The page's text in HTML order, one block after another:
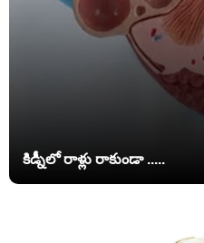
కిడ్నీలో రాళ్లు రాకుండా .....